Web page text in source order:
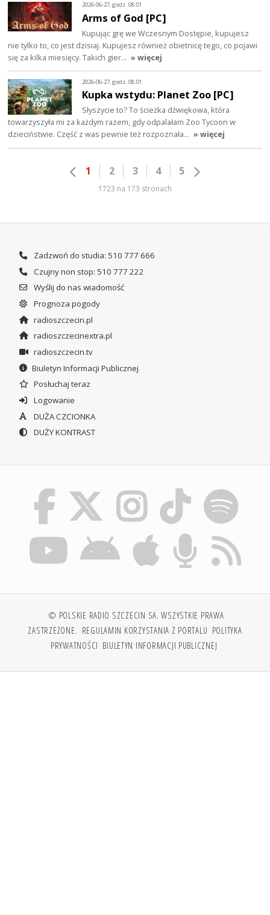
2026-06-27, godz. 08:01
Arms of God [PC]
Kupując grę we Wczesnym Dostępie, kupujesz
nie tylko to, co jest dzisiaj. Kupujesz również obietnicę tego, co pojawi
się za kilka miesięcy. Takich gier… » więcej
2026-06-27, godz. 08:01
Kupka wstydu: Planet Zoo [PC]
Słyszycie to? To ścieżka dźwiękowa, która
towarzyszyła mi za każdym razem, gdy odpalałam Zoo Tycoon w
dzieciństwie. Część z was pewnie też rozpoznała… » więcej
1 2 3 4 5
1723 na 173 stronach
Zadzwoń do studia: 510 777 666
Czujny non stop: 510 777 222
Wyślij do nas wiadomość
Prognoza pogody
radioszczecin.pl
radioszczecinextra.pl
radioszczecin.tv
Biuletyn Informacji Publicznej
Posłuchaj teraz
Logowanie
DUŻA CZCIONKA
DUŻY KONTRAST
© POLSKIE RADIO SZCZECIN SA. WSZYSTKIE PRAWA
ZASTRZEŻONE. REGULAMIN KORZYSTANIA Z PORTALU POLITYKA
PRYWATNOŚCI BIULETYN INFORMACJI PUBLICZNEJ